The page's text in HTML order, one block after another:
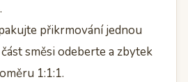
přikrmování jednou
směsi odeberte a zbytek
1:1:1.